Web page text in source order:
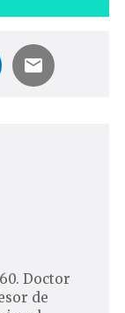
Doctor
de